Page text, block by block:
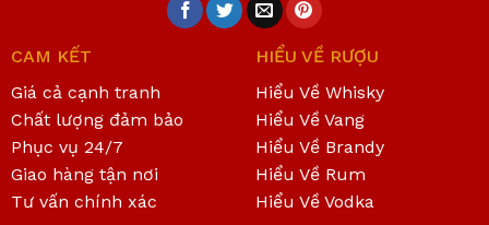
CAM KẾT
Giá cả cạnh tranh
Chất lượng đảm bảo
Phục vụ 24/7
Giao hàng tận nơi
Tư vấn chính xác
HIỂU VỀ RƯỢU
Hiểu Về Whisky
Hiểu Về Vang
Hiểu Về Brandy
Hiểu Về Rum
Hiểu Về Vodka